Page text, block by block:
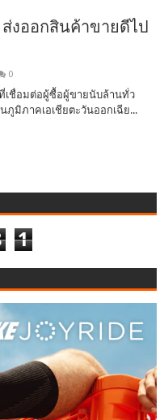
ส่งออกสินค้าขายดีไป
0
เชื่อมต่อผู้ซื้อผู้ขายนับล้านทั่ว
ภูมิภาคเอเชียตะวันออกเฉีย...
1